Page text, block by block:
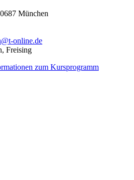
München
online.de
Freising
zum Kursprogramm